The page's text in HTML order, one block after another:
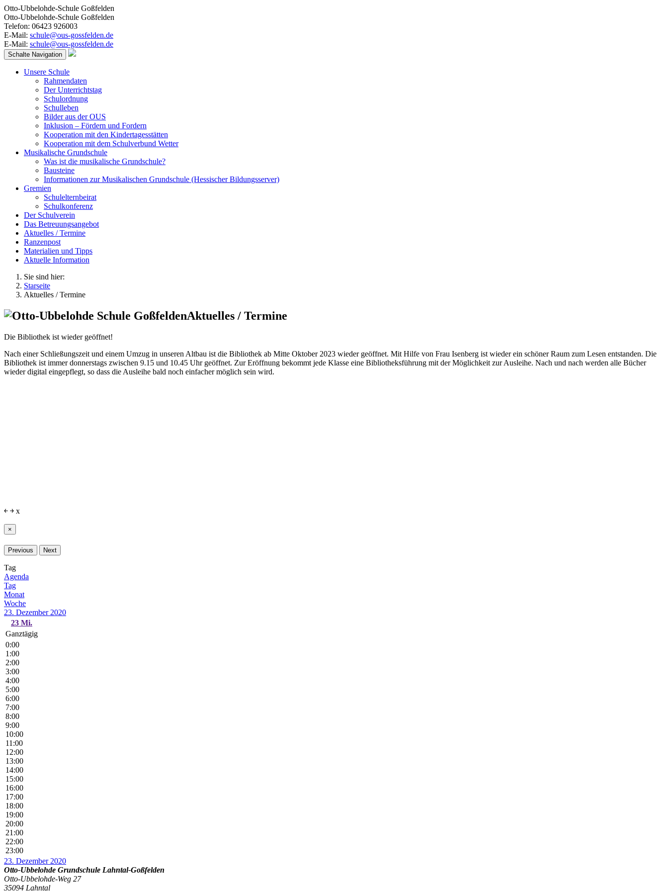
Otto-Ubbelohde-Schule Goßfelden
Otto-Ubbelohde-Schule Goßfelden
Telefon: 06423 926003
E-Mail: schule@ous-gossfelden.de
E-Mail: schule@ous-gossfelden.de
Schalte Navigation
Unsere Schule
Rahmendaten
Der Unterrichtstag
Schulordnung
Schulleben
Bilder aus der OUS
Inklusion – Fördern und Fordern
Kooperation mit den Kindertagesstätten
Kooperation mit dem Schulverbund Wetter
Musikalische Grundschule
Was ist die musikalische Grundschule?
Bausteine
Informationen zur Musikalischen Grundschule (Hessischer Bildungsserver)
Gremien
Schulelternbeirat
Schulkonferenz
Der Schulverein
Das Betreuungsangebot
Aktuelles / Termine
Ranzenpost
Materialien und Tipps
Aktuelle Information
Sie sind hier:
Starseite
Aktuelles / Termine
Aktuelles / Termine
Die Bibliothek ist wieder geöffnet!
Nach einer Schließungszeit und einem Umzug in unseren Altbau ist die Bibliothek ab Mitte Oktober 2023 wieder geöffnet. Mit Hilfe von Frau Isenberg ist wieder ein schöner Raum zum Lesen entstanden. Die
Bibliothek ist immer donnerstags zwischen 9.15 und 10.45 Uhr geöffnet. Zur Eröffnung bekommt jede Klasse eine Bibliotheksführung mit der Möglichkeit zur Ausleihe. Nach und nach werden alle Bücher
wieder digital eingepflegt, so dass die Ausleihe bald noch einfacher möglich sein wird.
￩ ￫ x
×
Previous Next
Tag
Agenda
Tag
Monat
Woche
23. Dezember 2020
23 Mi.
Ganztägig
0:00
1:00
2:00
3:00
4:00
5:00
6:00
7:00
8:00
9:00
10:00
11:00
12:00
13:00
14:00
15:00
16:00
17:00
18:00
19:00
20:00
21:00
22:00
23:00
23. Dezember 2020
Otto-Ubbelohde Grundschule Lahntal-Goßfelden
Otto-Ubbelohde-Weg 27
35094 Lahntal